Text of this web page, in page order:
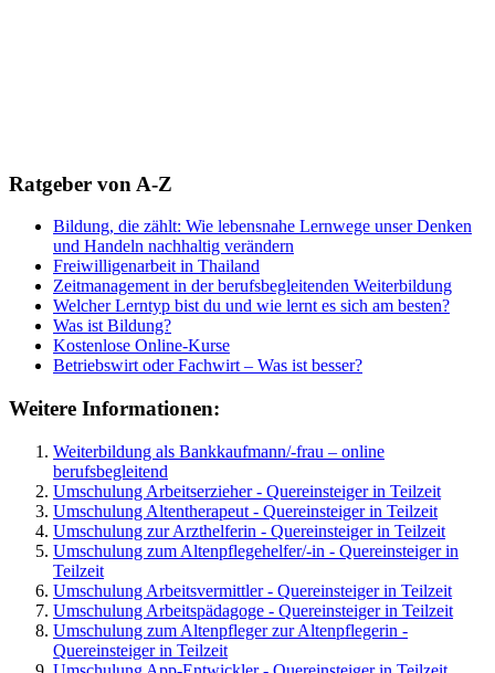
Ratgeber von A-Z
Bildung, die zählt: Wie lebensnahe Lernwege unser Denken
und Handeln nachhaltig verändern
Freiwilligenarbeit in Thailand
Zeitmanagement in der berufsbegleitenden Weiterbildung
Welcher Lerntyp bist du und wie lernt es sich am besten?
Was ist Bildung?
Kostenlose Online-Kurse
Betriebswirt oder Fachwirt – Was ist besser?
Weitere Informationen:
Weiterbildung als Bankkaufmann/-frau – online
berufsbegleitend
Umschulung Arbeitserzieher - Quereinsteiger in Teilzeit
Umschulung Altentherapeut - Quereinsteiger in Teilzeit
Umschulung zur Arzthelferin - Quereinsteiger in Teilzeit
Umschulung zum Altenpflegehelfer/-in - Quereinsteiger in
Teilzeit
Umschulung Arbeitsvermittler - Quereinsteiger in Teilzeit
Umschulung Arbeitspädagoge - Quereinsteiger in Teilzeit
Umschulung zum Altenpfleger zur Altenpflegerin -
Quereinsteiger in Teilzeit